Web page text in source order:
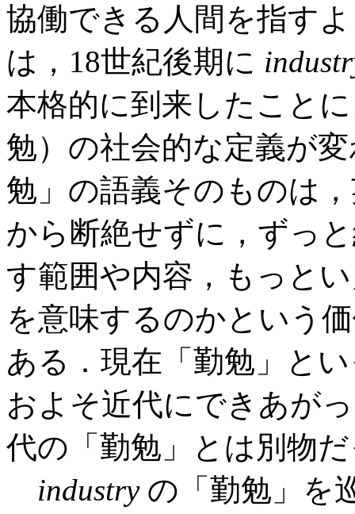
協働できる人間を指す
は，18世紀後期に
本格的に到来したこと
勉）の社会的な定義が
勉」の語義そのものは
から断絶せずに，ずっ
す範囲や内容，もっと
を意味するのかという
ある．現在「勤勉」と
およそ近代にできあが
代の「勤勉」とは別物
industryの「勤勉」を